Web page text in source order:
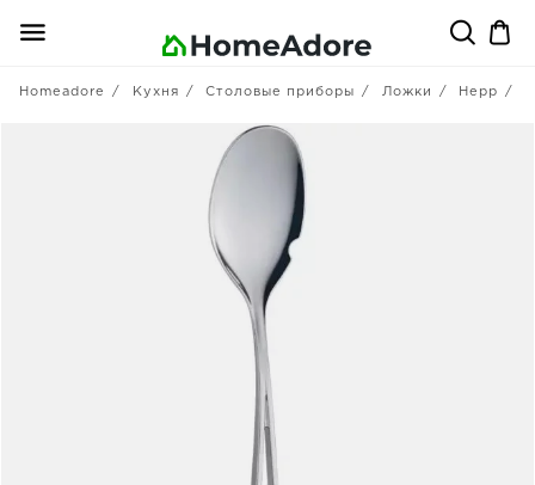
Homeadore Кухня Столовые приборы Ложки Hepp